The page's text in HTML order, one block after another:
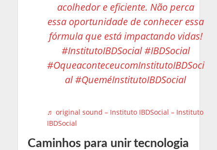
acolhedor e eficiente. Não perca
essa oportunidade de conhecer essa
fórmula que está impactando vidas!
#InstitutoIBDSocial #IBDSocial
#OqueaconteceucomInstitutoIBDSoci
al#QueméInstitutoIBDSocial
♬ original sound – Instituto IBDSocial – Instituto
IBDSocial
Caminhos para unir tecnologia